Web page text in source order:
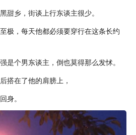
甜乡，街谈上行东谈主很少。
极，每天他都必须要穿行在这条长约
是个男东谈主，倒也莫得那么发怵。
搭在了他的肩膀上，
身。